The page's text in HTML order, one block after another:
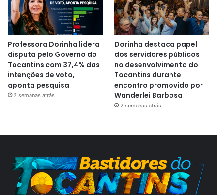
Professora Dorinha lidera
disputa pelo Governo do
Tocantins com 37,4% das
intenções de voto,
aponta pesquisa
2 semanas atrás
Dorinha destaca papel
dos servidores públicos
no desenvolvimento do
Tocantins durante
encontro promovido por
Wanderlei Barbosa
2 semanas atrás